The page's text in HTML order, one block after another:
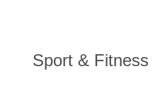
Sport & Fitness